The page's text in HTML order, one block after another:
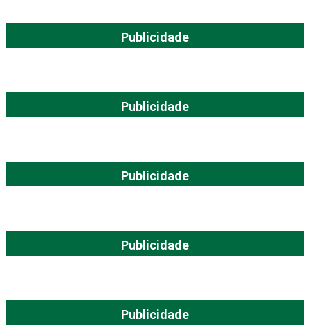
Publicidade
Publicidade
Publicidade
Publicidade
Publicidade